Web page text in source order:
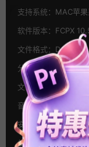
支持系统： MAC苹
软件版本： FCPX
文件格式： Dmg
分辨率：
通用
文件大小：228MB
音乐：无
安装方式：双击插件
使用帮助：安装位置